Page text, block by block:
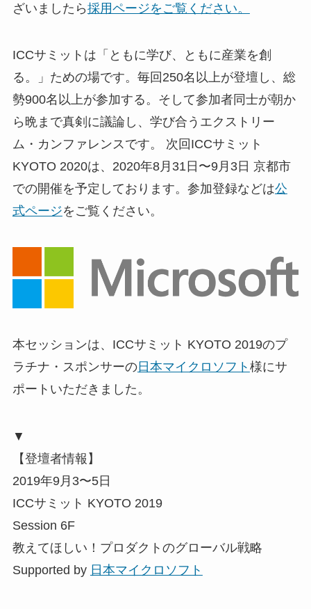
ざいましたら採用ページをご覧ください。
ICCサミットは「ともに学び、ともに産業を創
る。」ための場です。毎回250名以上が登壇し、総
勢900名以上が参加する。そして参加者同士が朝か
ら晩まで真剣に議論し、学び合うエクストリー
ム・カンファレンスです。 次回ICCサミット
KYOTO 2020は、2020年8月31日〜9月3日 京都市
での開催を予定しております。参加登録などは公
式ページをご覧ください。
本セッションは、ICCサミット KYOTO 2019のプ
ラチナ・スポンサーの日本マイクロソフト 様にサ
ポートいただきました。
▼
【登壇者情報】
2019年9月3〜5日
ICCサミット KYOTO 2019
Session 6F
教えてほしい！プロダクトのグローバル戦略
Supported by 日本マイクロソフト